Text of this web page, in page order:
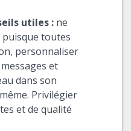
utiles : ne
toutes
personnaliser
et
dans son
Privilégier
et de qualité